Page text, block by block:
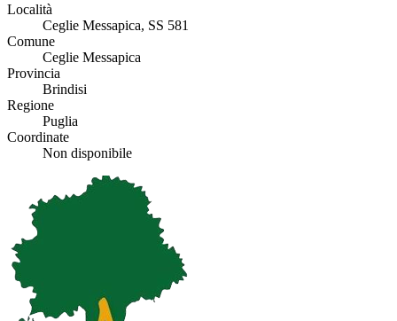
Località
Ceglie Messapica, SS 581
Comune
Ceglie Messapica
Provincia
Brindisi
Regione
Puglia
Coordinate
Non disponibile